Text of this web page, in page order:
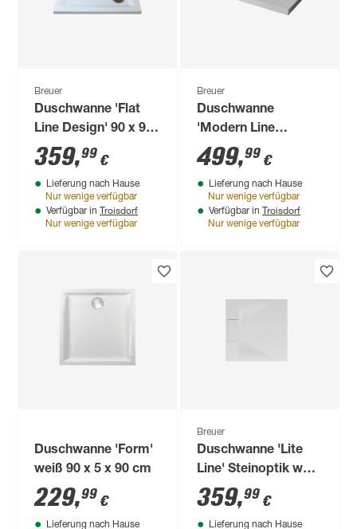
Breuer
Duschwanne 'Flat
Line Design' 90 x 90
cm weiß
359,99 €
Lieferung nach Hause
Nur wenige verfügbar
Verfügbar in Troisdorf
Nur wenige verfügbar
Breuer
Duschwanne
'Modern Line
Steinoptik' 90 x 90
cm steingrau
499,99 €
Lieferung nach Hause
Nur wenige verfügbar
Verfügbar in Troisdorf
Nur wenige verfügbar
Duschwanne 'Form'
weiß 90 x 5 x 90 cm
229,99 €
Lieferung nach Hause
Breuer
Duschwanne 'Lite
Line' Steinoptik weiß
90 x 90 cm
359,99 €
Lieferung nach Hause